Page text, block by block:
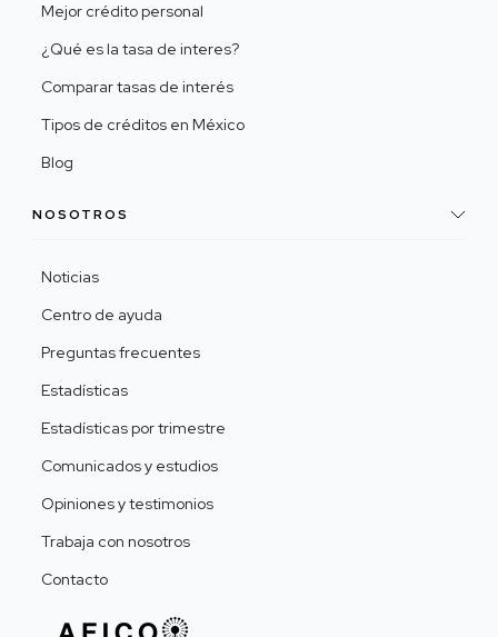
Mejor crédito personal
¿Qué es la tasa de interes?
Comparar tasas de interés
Tipos de créditos en México
Blog
NOSOTROS
Noticias
Centro de ayuda
Preguntas frecuentes
Estadísticas
Estadísticas por trimestre
Comunicados y estudios
Opiniones y testimonios
Trabaja con nosotros
Contacto